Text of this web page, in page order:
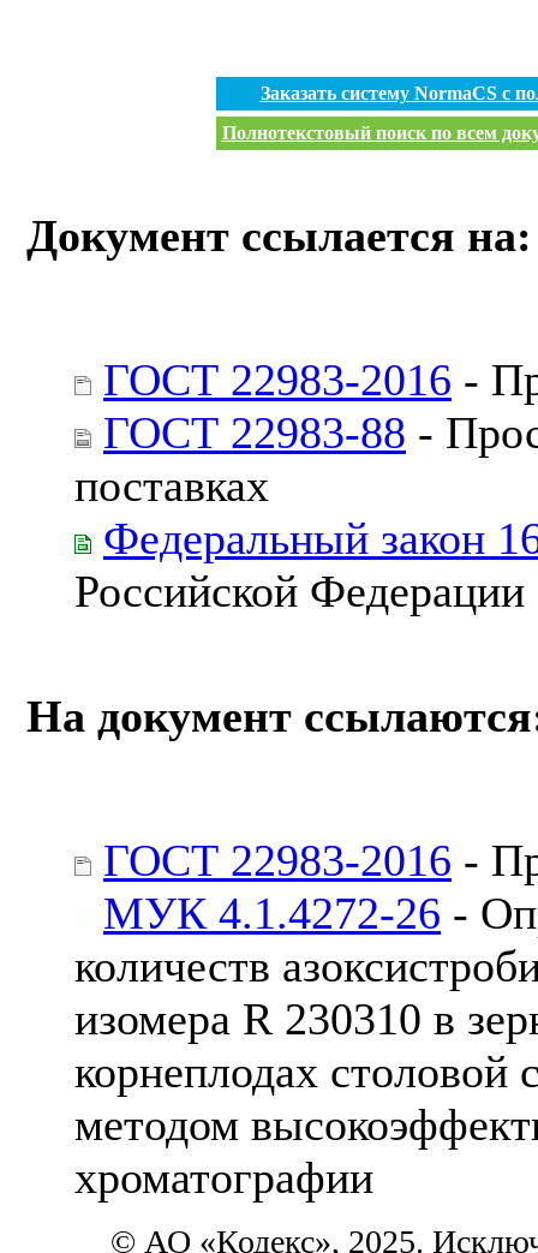
Заказать систему NormaCS с
Полнотекстовый поиск по всем
Документ ссылается на:
ГОСТ 22983-2016 -
ГОСТ 22983-88 -
поставках
Федеральный закон
Российской Федерации
На документ
ГОСТ 22983-2016 -
МУК 4.1.4272-26 -
количеств
изомера R 230310 в
корнеплодах столовой
методом
хроматографии
© АО «Кодекс», 2025.